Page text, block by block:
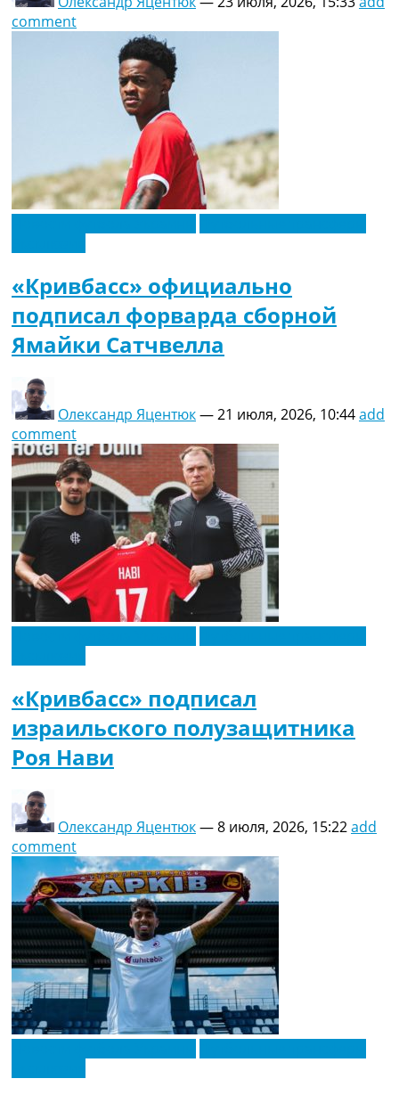
comment
«Кривбасс» официально
подписал форварда сборной
Ямайки Сатчвелла
Олександр Яцентюк—21 июля, 2026, 10:44add
comment
«Кривбасс» подписал
израильского полузащитника
Роя Нави
Олександр Яцентюк—8 июля, 2026, 15:22add
comment